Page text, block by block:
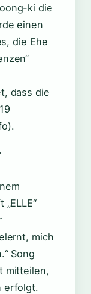
ki die
einen
die Ehe
dass die
mich
Song
mitteilen,
erfolgt.